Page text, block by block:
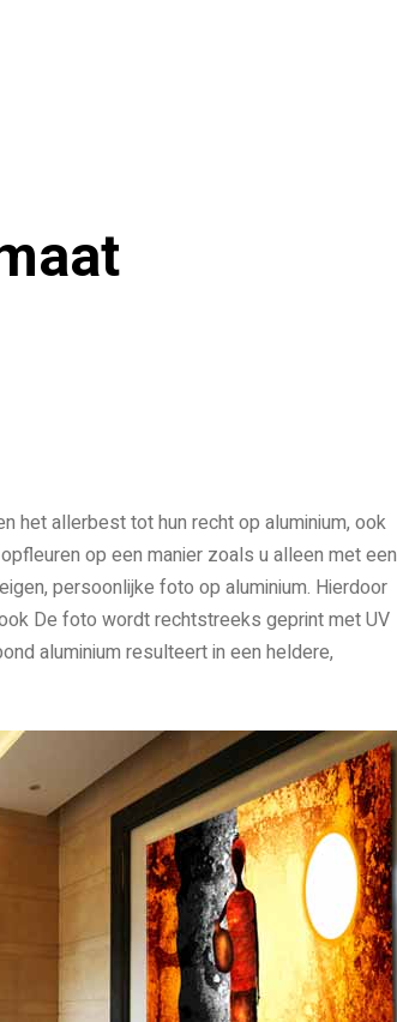
het allerbest tot hun recht op aluminium, ook
op een manier zoals u alleen met een
persoonlijke foto op aluminium. Hierdoor
De foto wordt rechtstreeks geprint met UV
aluminium resulteert in een heldere,